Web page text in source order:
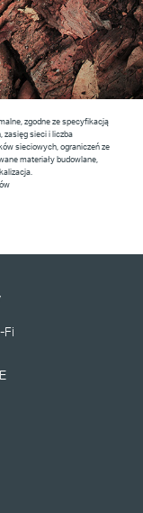
zgodne ze specyfikacją
zasięg sieci i liczba
sieciowych, ograniczeń ze
materiały budowlane,
Fi